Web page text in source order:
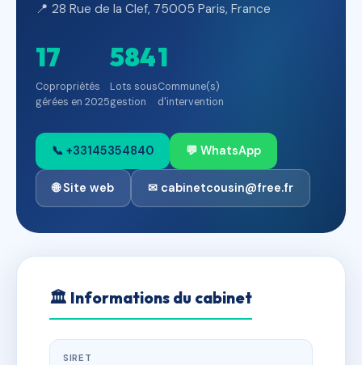
📍 28 Rue de la Clef, 75005 Paris, France
17
Copropriétés
gérées en 2025
584
Lots sous
gestion
1
Commune(s)
d'intervention
📞 +33145354840 💬 WhatsApp
🌐 Site web ✉ cabinetcousin@free.fr
🏛 Informations du cabinet
SIRET